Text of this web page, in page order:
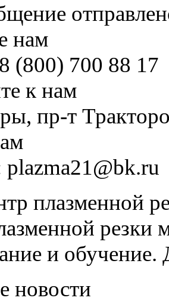
нам
(800) 700 88 17
к нам
пр-т
plazma21@bk.ru
плазменной
резки
и обучение.
новости